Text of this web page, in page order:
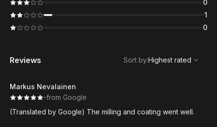
0
1
0
Reviews
Highest rated
Sort by:Highest rated
Markus Nevalainen
··from Google
(Translated by Google) The milling and coating went well.